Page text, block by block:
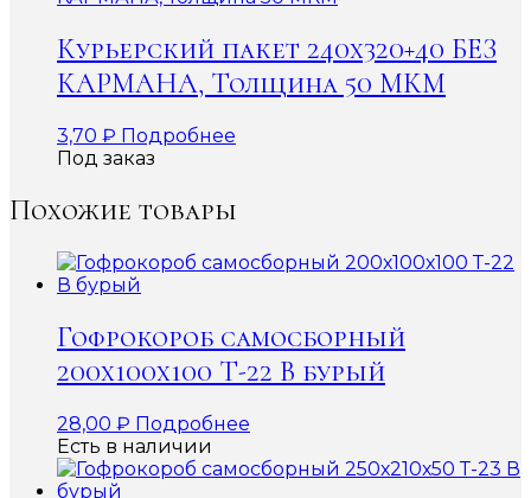
Курьерский пакет 240х320+40 БЕЗ
КАРМАНА, Толщина 50 МКМ
3,70 ₽ Подробнее
Под заказ
Похожие товары
Гофрокороб самосборный
200х100х100 Т-22 В бурый
28,00 ₽ Подробнее
Есть в наличии